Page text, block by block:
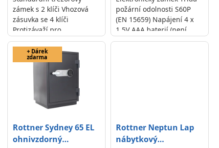
zámek s 2 klíči Vhozová
zásuvka se 4 klíči
Protizávaží pro
automatické zavírání
zásuvky Špičkové ocelové
provedení
požární odolnosti S60P
(EN 15659) Napájení 4 x
1,5V AAA baterií (není
součástí balení) Malá
+ Dárek
zdarma
Rottner Sydney 65 EL
ohnivzdorný
Rottner Neptun Lap
nábytkový